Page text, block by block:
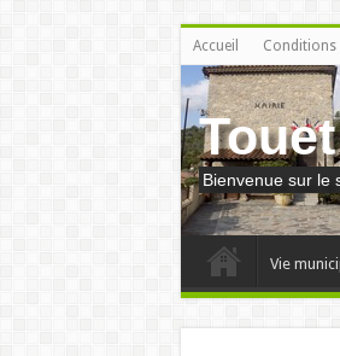
Accueil Conditions
Bienvenue sur le
Vie